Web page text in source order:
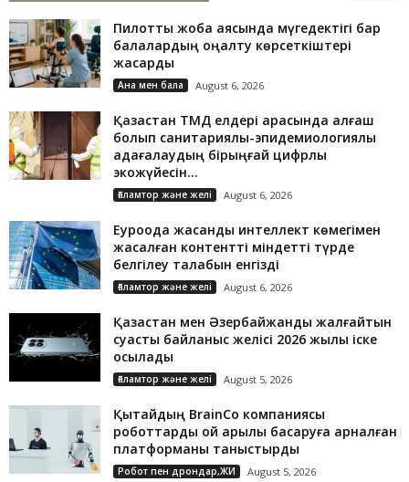
Пилоттық жоба аясында мүгедектігі бар
балалардың оңалту көрсеткіштері
жақсарды
Ана мен бала August 6, 2026
Қазақстан ТМД елдері арасында алғаш
болып санитариялық-эпидемиологиялық
қадағалаудың бірыңғай цифрлық
экожүйесін...
Ғаламтор және желі August 6, 2026
Еуроодақ жасанды интеллект көмегімен
жасалған контентті міндетті түрде
белгілеу талабын енгізді
Ғаламтор және желі August 6, 2026
Қазақстан мен Әзербайжанды жалғайтын
суасты байланыс желісі 2026 жылы іске
қосылады
Ғаламтор және желі August 5, 2026
Қытайдың BrainCo компаниясы
роботтарды ой арқылы басқаруға арналған
платформаны таныстырды
Робот пен дрондар,ЖИ August 5, 2026